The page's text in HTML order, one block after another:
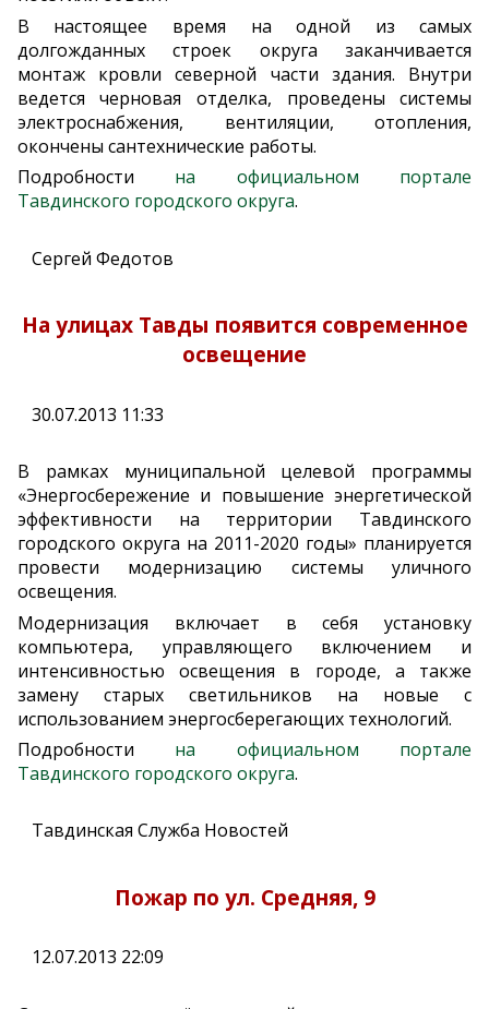
В настоящее время на одной из самых
долгожданных строек округа заканчивается
монтаж кровли северной части здания. Внутри
ведется черновая отделка, проведены системы
электроснабжения, вентиляции, отопления,
окончены сантехнические работы.
Подробности на официальном портале
Тавдинского городского округа.
Сергей Федотов
На улицах Тавды появится современное
освещение
30.07.2013 11:33
В рамках муниципальной целевой программы
«Энергосбережение и повышение энергетической
эффективности на территории Тавдинского
городского округа на 2011-2020 годы» планируется
провести модернизацию системы уличного
освещения.
Модернизация включает в себя установку
компьютера, управляющего включением и
интенсивностью освещения в городе, а также
замену старых светильников на новые с
использованием энергосберегающих технологий.
Подробности на официальном портале
Тавдинского городского округа.
Тавдинская Служба Новостей
Пожар по ул. Средняя, 9
12.07.2013 22:09